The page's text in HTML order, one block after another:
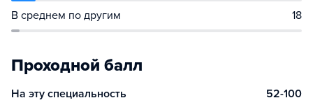
В среднем по другим 18
Проходной балл
На эту специальность 52-100